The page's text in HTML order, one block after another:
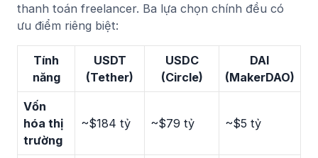
thanh toán freelancer. Ba lựa chọn chính đều có
ưu điểm riêng biệt:
Tính
năng
USDT
(Tether)
USDC
(Circle)
DAI
(MakerDAO)
Vốn
hóa thị
trường
~$184 tỷ ~$79 tỷ ~$5 tỷ